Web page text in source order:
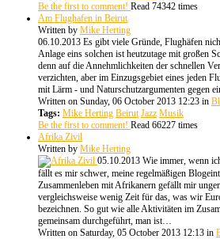
Be the first to comment! Read 74342 times
Am Flughafen in Beirut
Written by Mike Herting
06.10.2013 Es gibt viele Gründe, Flughäfen
Anlage eins solchen ist heutzutage mit großen
denn auf die Annehmlichkeiten der schnellen
verzichten, aber im Einzugsgebiet eines jeden
mit Lärm - und Naturschutzargumenten gegen
Written on Sunday, 06 October 2013 12:23 in
Tags: Mike Herting Beirut Jazz Musik
Be the first to comment! Read 66227 times
Afrika Zivil
Written by Mike Herting
05.10.2013 Wie immer, wenn
fällt es mir schwer, meine regelmäßigen
Zusammenleben mit Afrikanern gefällt mir
vergleichsweise wenig Zeit für das, was wir
bezeichnen. So gut wie alle Aktivitäten im
gemeinsam durchgeführt, man ist…
Written on Saturday, 05 October 2013 12:13 in